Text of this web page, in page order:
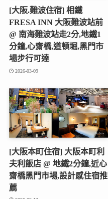
[大阪.難波住宿] 相鐵
FRESA INN 大阪難波站前
@ 南海難波站走2分,地鐵1
分鐘,心齋橋,道頓堀,黑門市
場步行可達
2026-03-09
[大阪本町住宿] 大阪本町利
夫利飯店 @ 地鐵2分鐘,近心
齋橋黑門市場,設計感住宿推
薦